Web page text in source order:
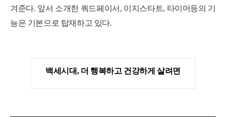
겨준다. 앞서 소개한 쿼드페이서, 이지스타트, 타이머등의 기
능은 기본으로 탑재하고 있다.
백세시대, 더 행복하고 건강하게 살려면